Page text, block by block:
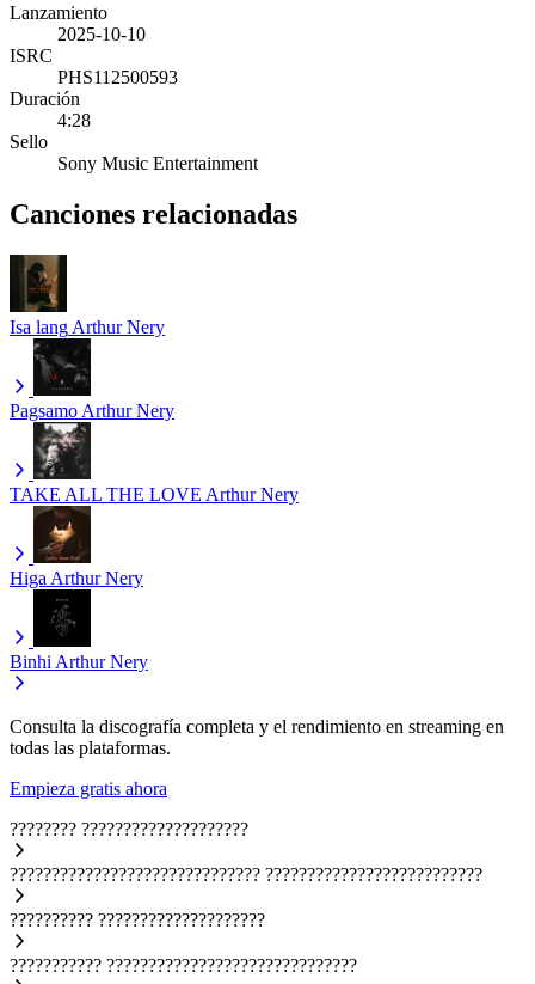
Lanzamiento
2025-10-10
ISRC
PHS112500593
Duración
4:28
Sello
Sony Music Entertainment
Canciones relacionadas
Isa lang Arthur Nery
Pagsamo Arthur Nery
TAKE ALL THE LOVE Arthur Nery
Higa Arthur Nery
Binhi Arthur Nery
Consulta la discografía completa y el rendimiento en streaming en
todas las plataformas.
Empieza gratis ahora
???????? ????????????????????
?????????????????????????????? ??????????????????????????
?????????? ????????????????????
??????????? ??????????????????????????????